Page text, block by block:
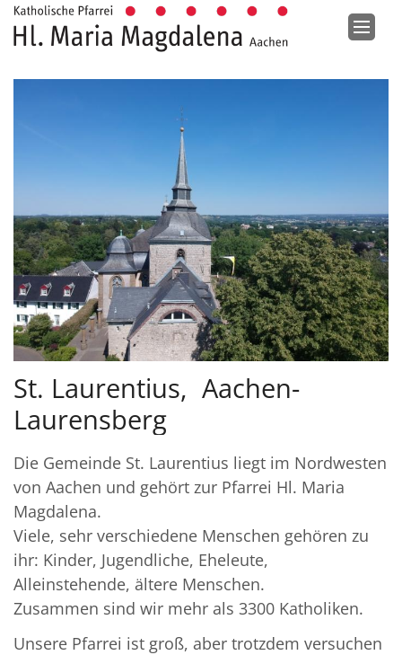
Zum Inhalt springen
St. Laurentius, Aachen-
Laurensberg
Die Gemeinde St. Laurentius liegt im Nordwesten
von Aachen und gehört zur Pfarrei Hl. Maria
Magdalena.
Viele, sehr verschiedene Menschen gehören zu
ihr: Kinder, Jugendliche, Eheleute,
Alleinstehende, ältere Menschen.
Zusammen sind wir mehr als 3300 Katholiken.
Unsere Pfarrei ist groß, aber trotzdem versuchen